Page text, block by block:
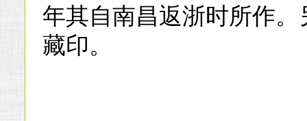
年其自南昌返浙时所作。
藏印。